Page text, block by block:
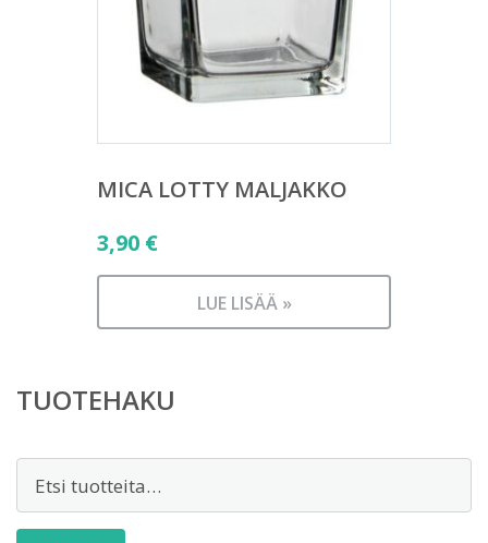
MICA LOTTY MALJAKKO
3,90 €
LUE LISÄÄ »
TUOTEHAKU